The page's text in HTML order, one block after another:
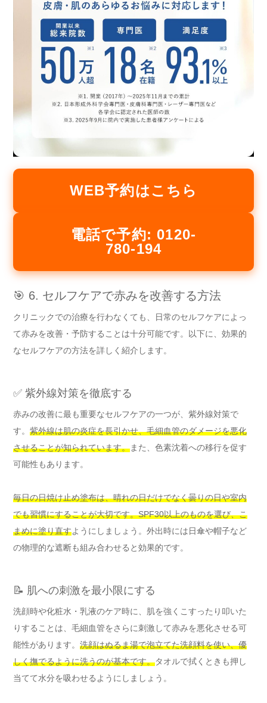
WEB予約はこちら
電話で予約: 0120-
780-194
🎯 6. セルフケアで赤みを改善する方法
クリニックでの治療を行わなくても、日常のセルフケアによっ
て赤みを改善・予防することは十分可能です。以下に、効果的
なセルフケアの方法を詳しく紹介します。
✅ 紫外線対策を徹底する
赤みの改善に最も重要なセルフケアの一つが、紫外線対策で
す。 紫外線は肌の炎症を長引かせ、毛細血管のダメージを悪化
させることが知られています。また、色素沈着への移行を促す
可能性もあります。
毎日の日焼け止め塗布は、晴れの日だけでなく曇りの日や室内
でも習慣にすることが大切です。SPF30以上のものを選び、こ
まめに塗り直すようにしましょう。外出時には日傘や帽子など
の物理的な遮断も組み合わせると効果的です。
📝 肌への刺激を最小限にする
洗顔時や化粧水・乳液のケア時に、肌を強くこすったり叩いた
りすることは、毛細血管をさらに刺激して赤みを悪化させる可
能性があります。 洗顔はぬるま湯で泡立てた洗顔料を使い、優
しく撫でるように洗うのが基本です。タオルで拭くときも押し
当てて水分を吸わせるようにしましょう。